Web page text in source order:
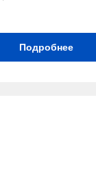
Подробнее